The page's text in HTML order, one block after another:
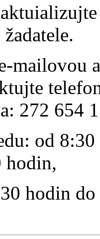
mailovou
272 654
od
hodin,
hodin